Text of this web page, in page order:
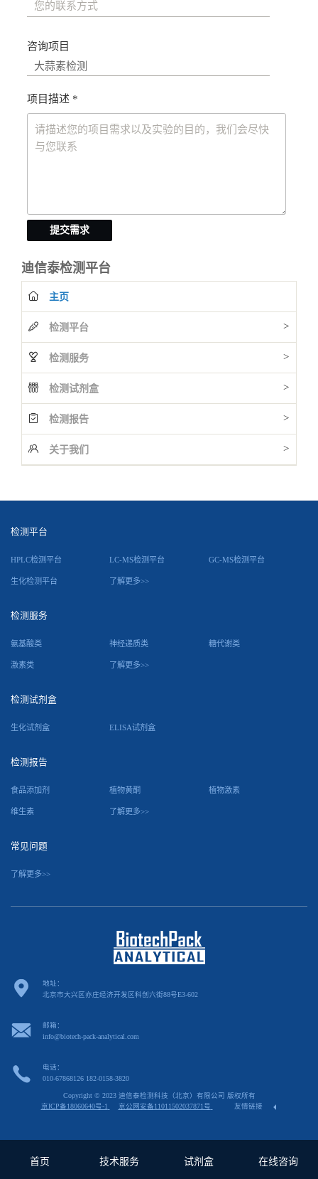
迪信泰检测平台
主页
检测平台 >
检测服务 >
检测试剂盒 >
检测报告 >
关于我们 >
咨询项目
项目描述 *
提交需求
检测平台
HPLC检测平台 LC-MS检测平台 GC-MS检测平台
生化检测平台 了解更多>>
检测服务
氨基酸类 神经递质类 糖代谢类
激素类 了解更多>>
检测试剂盒
生化试剂盒 ELISA试剂盒
检测报告
食品添加剂 植物黄酮 植物激素
维生素 了解更多>>
常见问题
了解更多>>
地址：
北京市大兴区亦庄经济开发区科创六街88号E3-602
邮箱：
info@biotech-pack-analytical.com
电话：
010-67868126 182-0158-3820
Copyright © 2023 迪信泰检测科技（北京）有限公司 版权所有
京ICP备18060640号-1
京公网安备11011502037871号 友情链接
首页 技术服务 试剂盒 在线咨询